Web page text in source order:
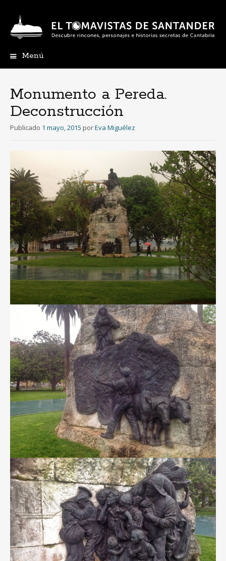
Menú
Monumento a Pereda.
Deconstrucción
Publicado 1 mayo, 2015 porEva Miguélez